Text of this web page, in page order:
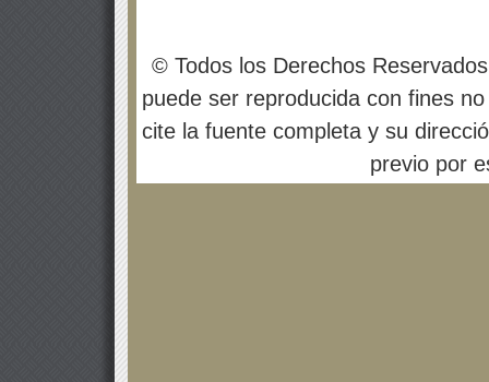
© Todos los Derechos
puede ser reproducida con fines
cite la fuente completa y su
previo por